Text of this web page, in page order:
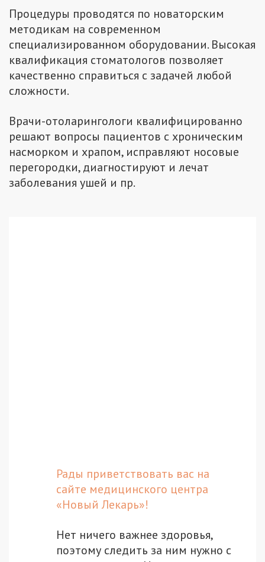
Процедуры проводятся по новаторским
методикам на современном
специализированном оборудовании. Высокая
квалификация стоматологов позволяет
качественно справиться с задачей любой
сложности.
Врачи-отоларингологи квалифицированно
решают вопросы пациентов с хроническим
насморком и храпом, исправляют носовые
перегородки, диагностируют и лечат
заболевания ушей и пр.
Рады приветствовать вас на
сайте медицинского центра
«Новый Лекарь»!
Нет ничего важнее здоровья,
поэтому следить за ним нужно с